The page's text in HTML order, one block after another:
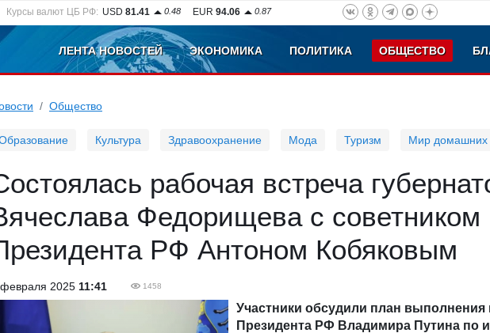
Курсы валют ЦБ РФ: USD 81.41 0.48 EUR 94.06 0.87
ЛЕНТА НОВОСТЕЙ ЭКОНОМИКА ПОЛИТИКА ОБЩЕСТВО
Общество
Культура Здравоохранение Мода Туризм Мир домашних
рабочая встреча
Федорищева с советником
РФ Антоном Кобяковым
2025 11:41 1458
Участники обсудили план выполнения
Президента РФ Владимира Путина по